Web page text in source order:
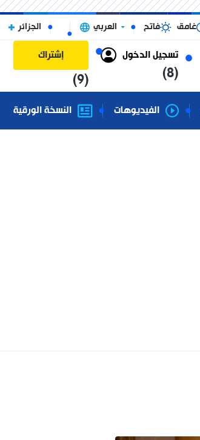
تسجيل الدخول
(8)
إشتراك
(9)
غامق فاتح العربي الجزائر
الفيديوهات النسخة الورقية